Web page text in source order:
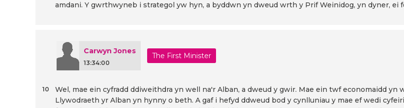
amdani. Y gwrthwyneb i strategol yw hyn, a byddwn yn dweud wrth y Prif Weinidog, yn dyner, ei
Carwyn Jones
13:34:00
The First Minister
Wel, mae ein cyfradd ddiweithdra yn well na'r Alban, a dweud y gwir. Mae ein twf economaidd
Llywodraeth yr Alban yn hynny o beth. A gaf i hefyd ddweud bod y cynlluniau y mae ef wedi
10